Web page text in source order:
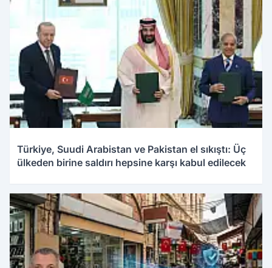
Türkiye, Suudi Arabistan ve Pakistan el sıkıştı: Üç
ülkeden birine saldırı hepsine karşı kabul edilecek